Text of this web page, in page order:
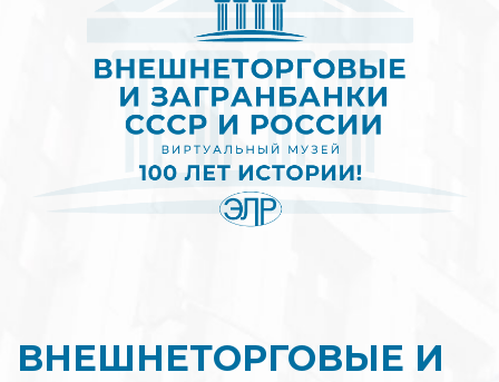
ВНЕШНЕТОРГОВЫЕ И